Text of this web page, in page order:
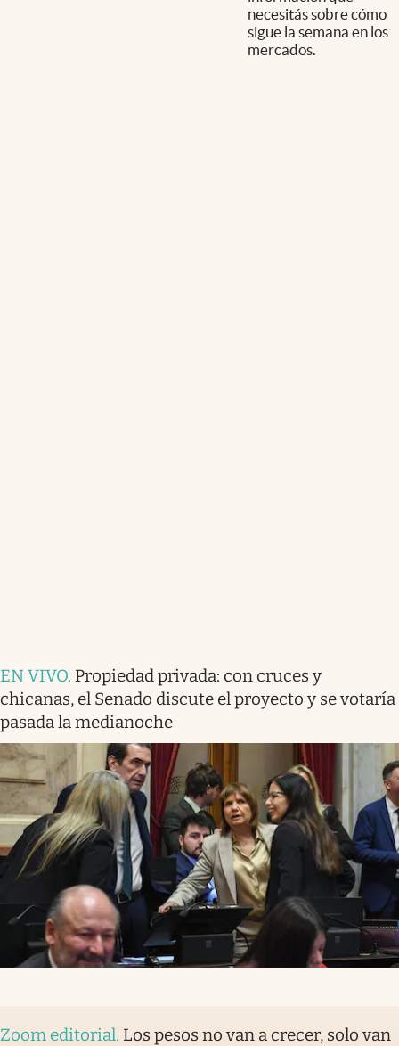
necesitás sobre cómo
sigue la semana en los
mercados.
EN VIVO. Propiedad privada: con cruces y
chicanas, el Senado discute el proyecto y se votaría
pasada la medianoche
Zoom editorial. Los pesos no van a crecer, solo van